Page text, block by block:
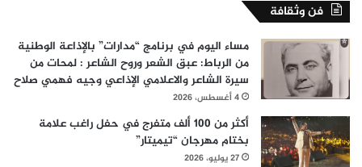
فن وثقافة
مساء اليوم في برنامج “مدارات” بالإذاعة الوطنية
من الرباط: عبق الشعر وروح الشاعر : لمحات من
سيرة الشاعر والاعلامي الإذاعي وجيه فهمي صلاح
4 أغسطس، 2026
أكثر من 100 ألف متفرج في حفل راغب علامة
بختام مهرجان “تيميتار”
27 يوليو، 2026